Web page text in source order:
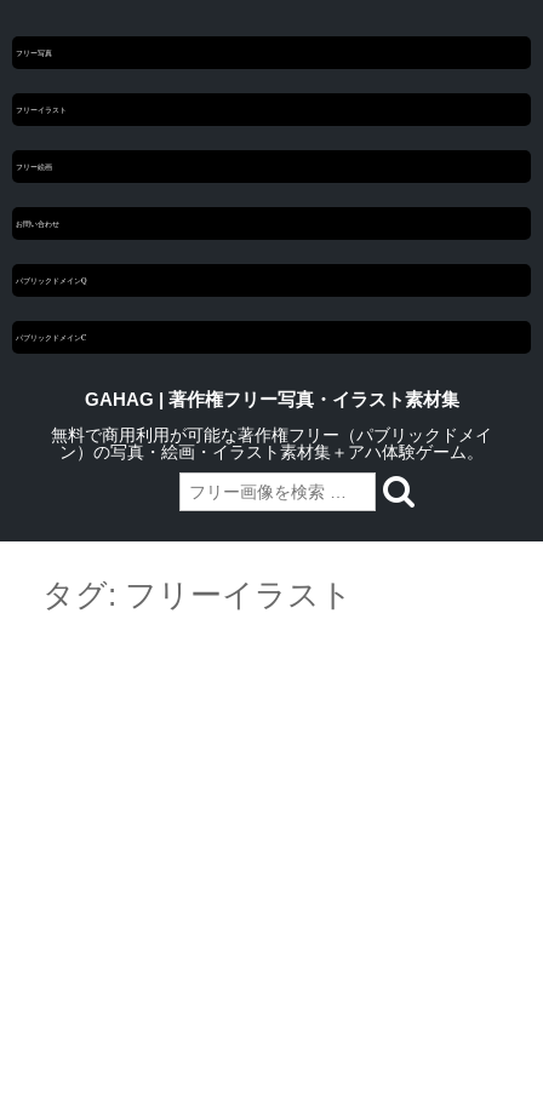
フリー写真
フリーイラスト
フリー絵画
お問い合わせ
パブリックドメインQ
パブリックドメインC
GAHAG | 著作権フリー写真・イラスト素材集
無料で商用利用が可能な著作権フリー（パブリックドメイ
ン）の写真・絵画・イラスト素材集＋アハ体験ゲーム。
contentタグ: フリーイラスト